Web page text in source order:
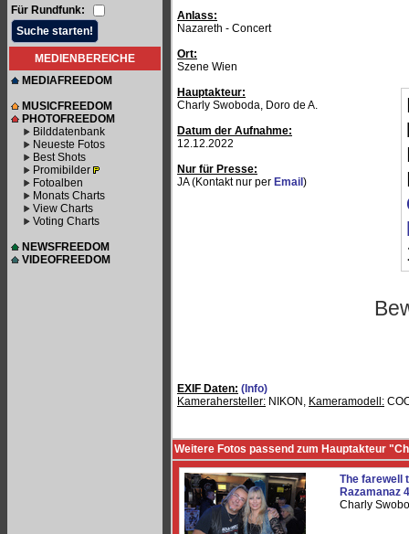
Für Rundfunk:
MEDIENBEREICHE
MEDIAFREEDOM
MUSICFREEDOM
PHOTOFREEDOM
Bilddatenbank
Neueste Fotos
Best Shots
Promibilder
Fotoalben
Monats Charts
View Charts
Voting Charts
NEWSFREEDOM
VIDEOFREEDOM
Anlass:
Nazareth - Concert
Ort:
Szene Wien
Hauptakteur:
Charly Swoboda, Doro de A.
Datum der Aufnahme:
12.12.2022
Nur für Presse:
JA (Kontakt nur per Email )
EXIF Daten: (Info)
Kamerahersteller: NIKON, Kameramodell:
Weitere Fotos passend zum Hauptakteur
The farewell
Razamanaz
Charly